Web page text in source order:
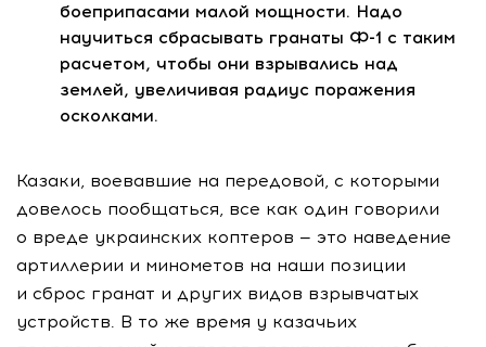
боеприпасами малой мощности. Надо
научиться сбрасывать гранаты Ф-1 с таким
расчетом, чтобы они взрывались над
землей, увеличивая радиус поражения
осколками.
Казаки, воевавшие на передовой, с которыми
довелось пообщаться, все как один говорили
о вреде украинских коптеров — это наведение
артиллерии и минометов на наши позиции
и сброс гранат и других видов взрывчатых
устройств. В то же время у казачьих